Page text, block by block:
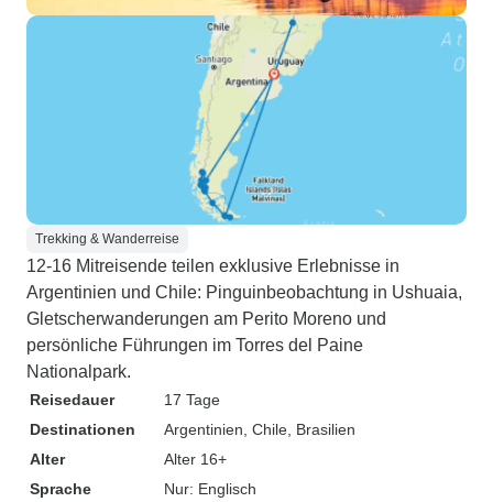
Trekking & Wanderreise
12-16 Mitreisende teilen exklusive Erlebnisse in
Argentinien und Chile: Pinguinbeobachtung in Ushuaia,
Gletscherwanderungen am Perito Moreno und
persönliche Führungen im Torres del Paine
Nationalpark.
Reisedauer
17 Tage
Destinationen
Argentinien , Chile , Brasilien
Alter
Alter 16+
Sprache
Nur: Englisch